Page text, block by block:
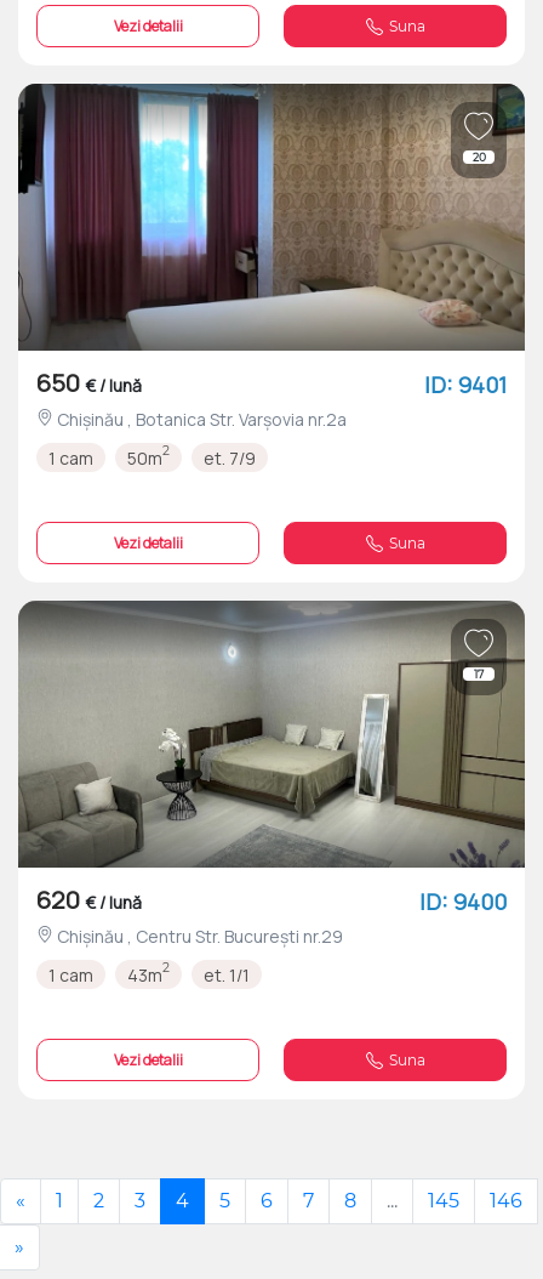
Vezi detalii Suna
20
650 € / lună ID: 9401
Chișinău , Botanica Str. Varșovia nr.2a
1 cam
50m2 et. 7/9
Vezi detalii Suna
17
620 € / lună ID: 9400
Chișinău , Centru Str. București nr.29
1 cam
43m2 et. 1/1
Vezi detalii Suna
« 1 2 3 4 5 6 7 8 ... 145
146
»